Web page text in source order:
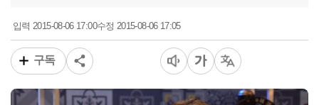
입력 2015-08-06 17:00수정 2015-08-06 17:05
구독